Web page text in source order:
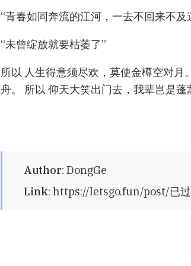
“青春如同奔流的江河，一去不回来不及
“未曾绽放就要枯萎了”
所以 人生得意须尽欢，莫使金樽空对月
舟。 所以 仰天大笑出门去，我辈岂是蓬
Author: DongGe
Link: https://letsgo.fun/post/已